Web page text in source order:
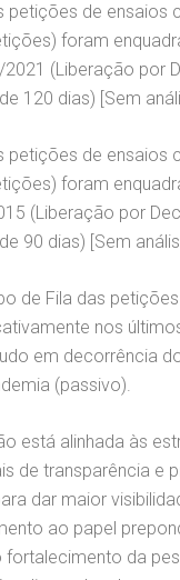
petições de ensaios
foram
2021 (Liberação por
120 dias) [Sem
petições de ensaios
foram
(Liberação por
90 dias) [Sem
de Fila das
nos
em decorrência
(passivo).
está alinhada às
de transparência e
dar maior
ao papel
fortalecimento da